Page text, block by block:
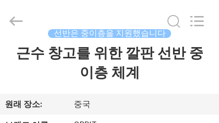
품
Guangdong
ORBIT
선반은 중이층을 지원했습니다
근수 창고를 위한 깔판 선반 중
이층 체계
원래 장소: 중국